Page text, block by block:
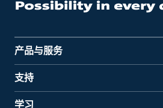
产品与服务
支持
学习